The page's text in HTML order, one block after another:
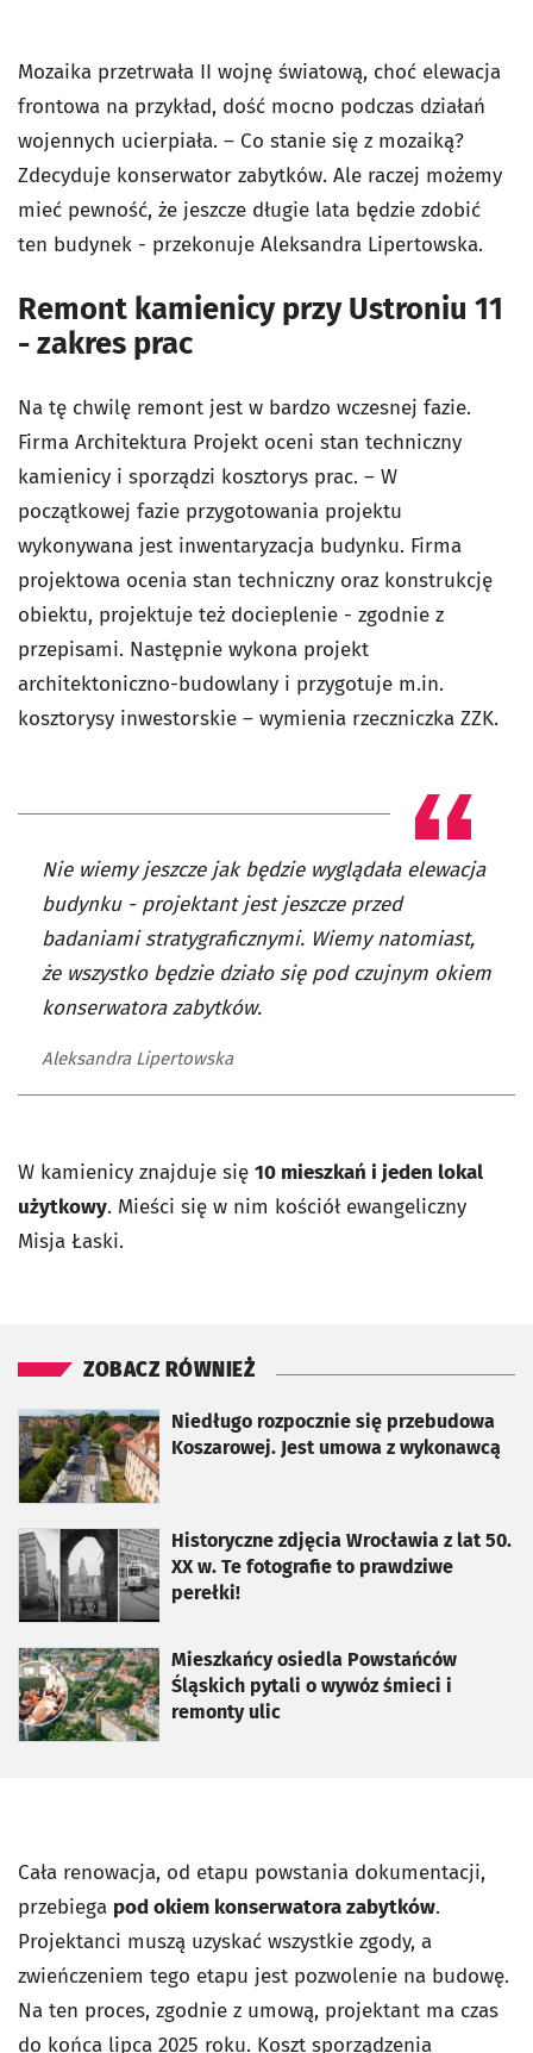
Mozaika przetrwała II wojnę światową, choć elewacja
frontowa na przykład, dość mocno podczas działań
wojennych ucierpiała. – Co stanie się z mozaiką?
Zdecyduje konserwator zabytków. Ale raczej możemy
mieć pewność, że jeszcze długie lata będzie zdobić
ten budynek - przekonuje Aleksandra Lipertowska.
Remont kamienicy przy Ustroniu 11
- zakres prac
Na tę chwilę remont jest w bardzo wczesnej fazie.
Firma Architektura Projekt oceni stan techniczny
kamienicy i sporządzi kosztorys prac. – W
początkowej fazie przygotowania projektu
wykonywana jest inwentaryzacja budynku. Firma
projektowa ocenia stan techniczny oraz konstrukcję
obiektu, projektuje też docieplenie - zgodnie z
przepisami. Następnie wykona projekt
architektoniczno-budowlany i przygotuje m.in.
kosztorysy inwestorskie – wymienia rzeczniczka ZZK.
Nie wiemy jeszcze jak będzie wyglądała elewacja
budynku - projektant jest jeszcze przed
badaniami stratygraficznymi. Wiemy natomiast,
że wszystko będzie działo się pod czujnym okiem
konserwatora zabytków.
Aleksandra Lipertowska
W kamienicy znajduje się 10 mieszkań i jeden lokal
użytkowy. Mieści się w nim kościół ewangeliczny
Misja Łaski.
ZOBACZ RÓWNIEŻ
Niedługo rozpocznie się przebudowa
Koszarowej. Jest umowa z wykonawcą
otworzy się w nowej karcie
Historyczne zdjęcia Wrocławia z lat 50.
XX w. Te fotografie to prawdziwe
perełki!
otworzy się w nowej karcie
Mieszkańcy osiedla Powstańców
Śląskich pytali o wywóz śmieci i
remonty ulic
otworzy się w nowej karcie
Cała renowacja, od etapu powstania dokumentacji,
przebiega pod okiem konserwatora zabytków.
Projektanci muszą uzyskać wszystkie zgody, a
zwieńczeniem tego etapu jest pozwolenie na budowę.
Na ten proces, zgodnie z umową, projektant ma czas
do końca lipca 2025 roku. Koszt sporządzenia